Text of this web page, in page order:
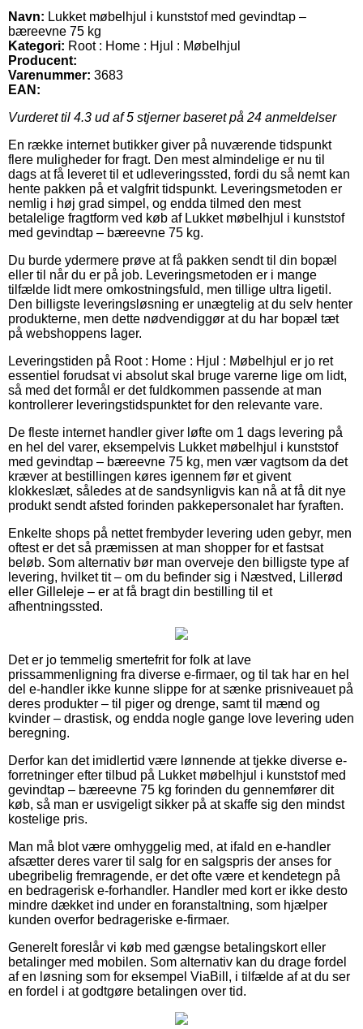
Navn: Lukket møbelhjul i kunststof med gevindtap –
bæreevne 75 kg
Kategori: Root : Home : Hjul : Møbelhjul
Producent:
Varenummer: 3683
EAN:
Vurderet til 4.3 ud af 5 stjerner baseret på 24 anmeldelser
En række internet butikker giver på nuværende tidspunkt
flere muligheder for fragt. Den mest almindelige er nu til
dags at få leveret til et udleveringssted, fordi du så nemt kan
hente pakken på et valgfrit tidspunkt. Leveringsmetoden er
nemlig i høj grad simpel, og endda tilmed den mest
betalelige fragtform ved køb af Lukket møbelhjul i kunststof
med gevindtap – bæreevne 75 kg.
Du burde ydermere prøve at få pakken sendt til din bopæl
eller til når du er på job. Leveringsmetoden er i mange
tilfælde lidt mere omkostningsfuld, men tillige ultra ligetil.
Den billigste leveringsløsning er unægtelig at du selv henter
produkterne, men dette nødvendiggør at du har bopæl tæt
på webshoppens lager.
Leveringstiden på Root : Home : Hjul : Møbelhjul er jo ret
essentiel forudsat vi absolut skal bruge varerne lige om lidt,
så med det formål er det fuldkommen passende at man
kontrollerer leveringstidspunktet for den relevante vare.
De fleste internet handler giver løfte om 1 dags levering på
en hel del varer, eksempelvis Lukket møbelhjul i kunststof
med gevindtap – bæreevne 75 kg, men vær vagtsom da det
kræver at bestillingen køres igennem før et givent
klokkeslæt, således at de sandsynligvis kan nå at få dit nye
produkt sendt afsted forinden pakkepersonalet har fyraften.
Enkelte shops på nettet frembyder levering uden gebyr, men
oftest er det så præmissen at man shopper for et fastsat
beløb. Som alternativ bør man overveje den billigste type af
levering, hvilket tit – om du befinder sig i Næstved, Lillerød
eller Gilleleje – er at få bragt din bestilling til et
afhentningssted.
Det er jo temmelig smertefrit for folk at lave
prissammenligning fra diverse e-firmaer, og til tak har en hel
del e-handler ikke kunne slippe for at sænke prisniveauet på
deres produkter – til piger og drenge, samt til mænd og
kvinder – drastisk, og endda nogle gange love levering uden
beregning.
Derfor kan det imidlertid være lønnende at tjekke diverse e-
forretninger efter tilbud på Lukket møbelhjul i kunststof med
gevindtap – bæreevne 75 kg forinden du gennemfører dit
køb, så man er usvigeligt sikker på at skaffe sig den mindst
kostelige pris.
Man må blot være omhyggelig med, at ifald en e-handler
afsætter deres varer til salg for en salgspris der anses for
ubegribelig fremragende, er det ofte være et kendetegn på
en bedragerisk e-forhandler. Handler med kort er ikke desto
mindre dækket ind under en foranstaltning, som hjælper
kunden overfor bedrageriske e-firmaer.
Generelt foreslår vi køb med gængse betalingskort eller
betalinger med mobilen. Som alternativ kan du drage fordel
af en løsning som for eksempel ViaBill, i tilfælde af at du ser
en fordel i at godtgøre betalingen over tid.